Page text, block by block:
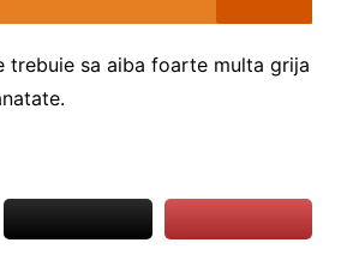
trebuie sa aiba foarte multa grija